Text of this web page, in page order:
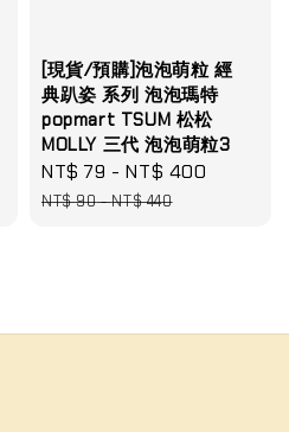
Regular
[現貨/預購]泡泡萌粒 經
典趴姿 系列 泡泡瑪特
popmart TSUM 松松
MOLLY 三代 泡泡萌粒3
Sale
price
NT$ 79 -NT$ 400
NT$ 90-NT$ 440